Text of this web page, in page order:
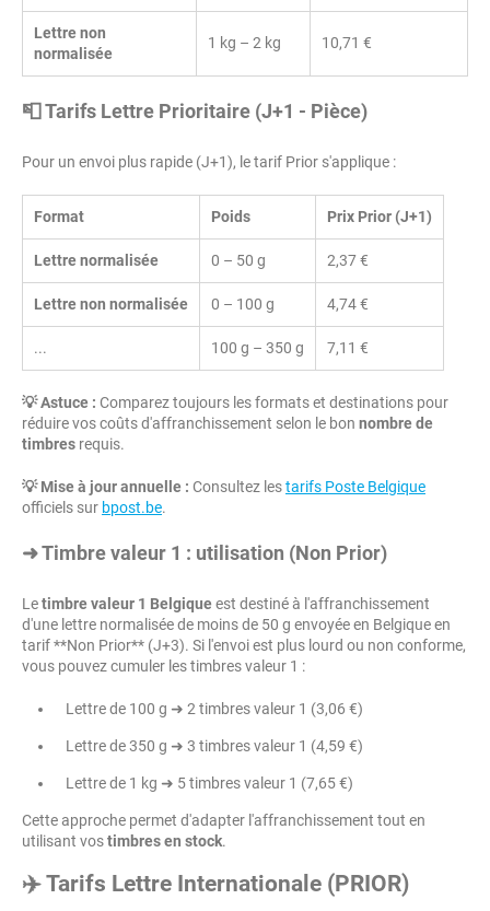
Lettre non
normalisée
1 kg – 2 kg 10,71 €
📮 Tarifs Lettre Prioritaire (J+1 - Pièce)
Pour un envoi plus rapide (J+1), le tarif Prior s'applique :
Format Poids Prix Prior (J+1)
Lettre normalisée 0 – 50 g 2,37 €
Lettre non normalisée 0 – 100 g 4,74 €
... 100 g – 350 g 7,11 €
💡 Astuce : Comparez toujours les formats et destinations pour
réduire vos coûts d'affranchissement selon le bon nombre de
timbres requis.
💡 Mise à jour annuelle : Consultez lestarifs Poste Belgique
officiels sur bpost.be.
➜ Timbre valeur 1 : utilisation (Non Prior)
Letimbre valeur 1 Belgiqueest destiné à l'affranchissement
d'une lettre normalisée de moins de 50 g envoyée en Belgique en
tarif **Non Prior** (J+3). Si l'envoi est plus lourd ou non conforme,
vous pouvez cumuler les timbres valeur 1 :
Lettre de 100 g ➜ 2 timbres valeur 1 (3,06 €)
Lettre de 350 g ➜ 3 timbres valeur 1 (4,59 €)
Lettre de 1 kg ➜ 5 timbres valeur 1 (7,65 €)
Cette approche permet d'adapter l'affranchissement tout en
utilisant vostimbres en stock.
✈️ Tarifs Lettre Internationale (PRIOR)